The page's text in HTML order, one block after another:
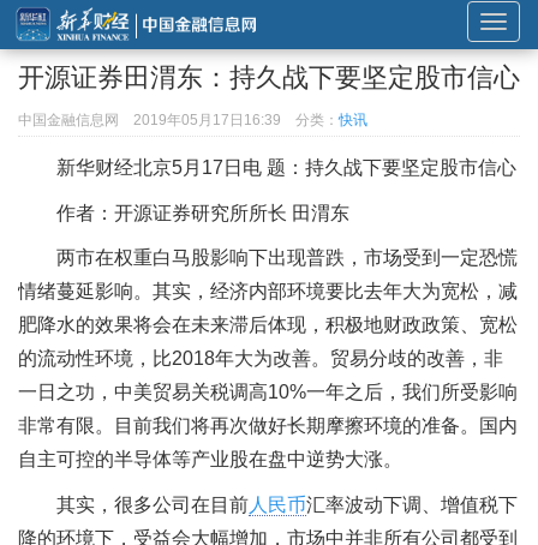
展
开
或
导
开源证券田渭东：持久战下要坚定股市信心
中国金融信息网 2019年05月17日16:39 分类：快讯
新华财经北京5月17日电 题：持久战下要坚定股市信心
作者：开源证券研究所所长 田渭东
两市在权重白马股影响下出现普跌，市场受到一定恐慌
情绪蔓延影响。其实，经济内部环境要比去年大为宽松，减
肥降水的效果将会在未来滞后体现，积极地财政政策、宽松
的流动性环境，比2018年大为改善。贸易分歧的改善，非
一日之功，中美贸易关税调高10%一年之后，我们所受影响
非常有限。目前我们将再次做好长期摩擦环境的准备。国内
自主可控的半导体等产业股在盘中逆势大涨。
其实，很多公司在目前 人民币汇率波动下调、增值税下
降的环境下，受益会大幅增加，市场中并非所有公司都受到